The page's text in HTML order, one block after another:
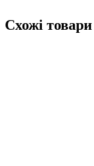
Схожі товари